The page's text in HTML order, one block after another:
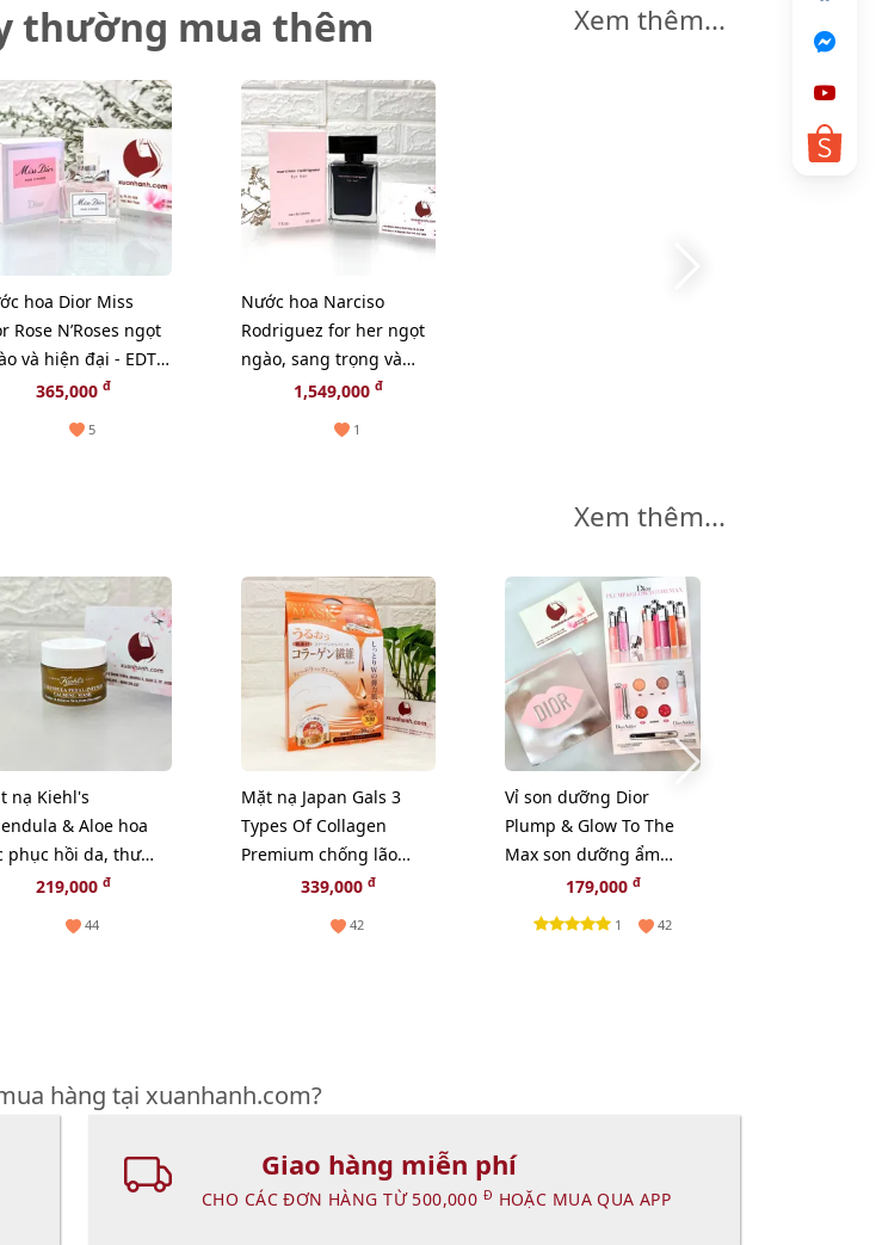
thường mua thêm Xem thêm...
hoa Dior Miss
Rose N’Roses ngọt
và hiện đại - EDT,
365,000đ
5
Nước hoa Narciso
Rodriguez for her ngọt
ngào, sang trọng và
quyến rũ, EDT - 30ml
1,549,000đ
1
Xem thêm...
nạ Kiehl's
& Aloe hoa
phục hồi da, thư
và chậm lão hóa -
219,000đ
44
Mặt nạ Japan Gals 3
Types Of Collagen
Premium chống lão
hóa, săn chắc da, 20pcs
NGẪU NHIÊN
339,000đ
42
Vỉ son dưỡng Dior
Plump & Glow To The
Max son dưỡng ẩm
tăng sắc cho môi 2in1
179,000 đ
1 42
hàng tại xuanhanh.com?
Giao hàng miễn phí
CHO CÁC ĐƠN HÀNG TỪ 500,000 Đ HOẶC MUA QUA APP